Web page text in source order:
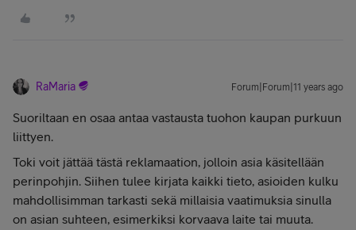
RaMaria Forum|Forum|11 years ago
Suoriltaan en osaa antaa vastausta tuohon kaupan purkuun
liittyen.
Toki voit jättää tästä reklamaation, jolloin asia käsitellään
perinpohjin. Siihen tulee kirjata kaikki tieto, asioiden kulku
mahdollisimman tarkasti sekä millaisia vaatimuksia sinulla
on asian suhteen, esimerkiksi korvaava laite tai muuta.